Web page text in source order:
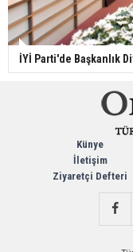
İYİ Parti'de Başkanlık
Künye
İletişim
Ziyaretçi Defteri